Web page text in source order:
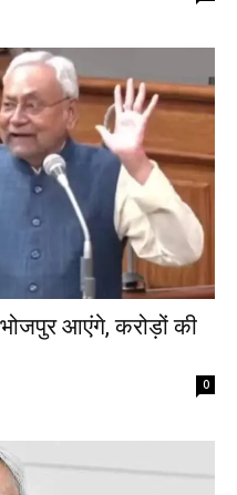
आएंगे, करोड़ों की
0